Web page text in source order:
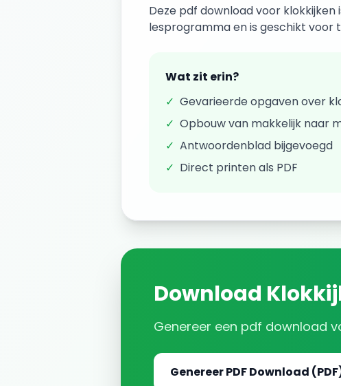
Deze pdf downloadvoor klokkijken
lesprogramma en is geschikt voor
Wat zit erin?
✓ Gevarieerde opgaven over
✓ Opbouw van makkelijk naar
✓ Antwoordenblad bijgevoegd
✓ Direct printen als PDF
Download
Genereer een pdf download
GenereerPDF Download